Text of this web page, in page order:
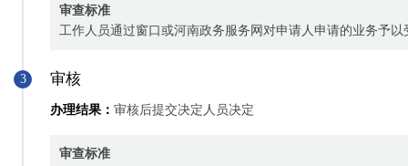
审查标准
工作人员通过窗口或河南政务服务网对申请人申请的业务予
3 审核
办理结果： 审核后提交决定人员决定
审查标准